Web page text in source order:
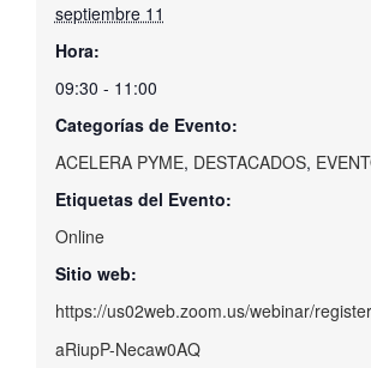
septiembre 11
Hora:
09:30 - 11:00
Categorías de Evento:
ACELERA PYME, DESTACADOS,
Etiquetas del Evento:
Online
Sitio web:
https://us02web.zoom.us/webinar/
aRiupP-Necaw0AQ